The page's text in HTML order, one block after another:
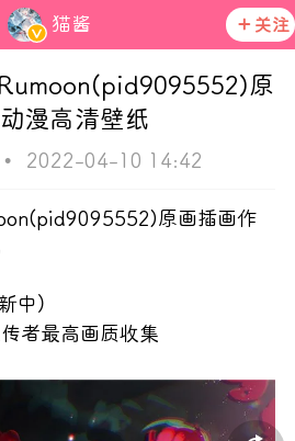
猫酱 关注
久封号
原
漫高清壁纸
• 2022-04-10 14:42
原画插画作
中）
者最高画质收集